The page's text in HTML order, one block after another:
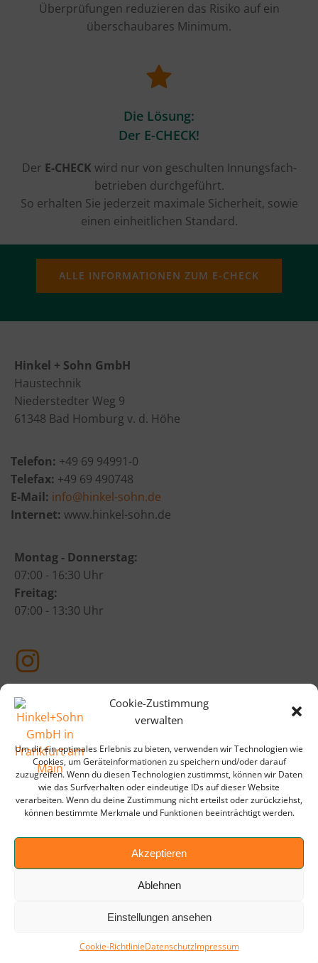
Cookie-Zustimmung
verwalten
Um dir ein optimales Erlebnis zu bieten, verwenden wir Technologien wie
Cookies, um Geräteinformationen zu speichern und/oder darauf
zuzugreifen. Wenn du diesen Technologien zustimmst, können wir Daten
wie das Surfverhalten oder eindeutige IDs auf dieser Website
verarbeiten. Wenn du deine Zustimmung nicht erteilst oder zurückziehst,
können bestimmte Merkmale und Funktionen beeinträchtigt werden.
Akzeptieren
Ablehnen
Einstellungen ansehen
Cookie-RichtlinieDatenschutzImpressum
Überprüfungen reduzieren das Risiko auf ein
überschaubares Minimum.
Die Lösung:
Der E-CHECK!
Der E-CHECK wird nur von geschulten Innungsfach-
betrieben durchgeführt.
So erhalten Sie jederzeit maximale Sicherheit, sowie
einen einheitlichen Standard.
ALLE INFORMATIONEN ZUM E-CHECK
Hinkel + Sohn GmbH
Haustechnik
Niederstedter Weg 9
61348 Bad Homburg v. d. Höhe
Telefon: +49 69 94991-0
Telefax: +49 69 490748
E-Mail: info@hinkel-sohn.de
Internet: www.hinkel-sohn.de
Montag - Donnerstag:
07:00 - 16:30 Uhr
Freitag:
07:00 - 13:30 Uhr
Impressum Downloads Datenschutz
Ein Unternehmen der Moog Holding GmbH